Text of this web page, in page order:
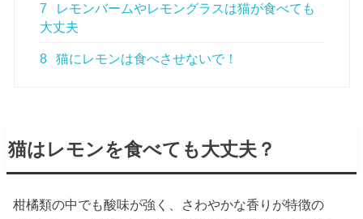
7
レモンバームやレモングラスは猫が食べても
大丈夫
8 猫にレモンは食べさせないで！
猫はレモンを食べても大丈夫？
柑橘類の中でも酸味が強く、さわやかな香りが特徴の